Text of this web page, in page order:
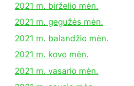
2021 m. birželio mėn.
2021 m. gegužės mėn.
2021 m. balandžio mėn.
2021 m. kovo mėn.
2021 m. vasario mėn.